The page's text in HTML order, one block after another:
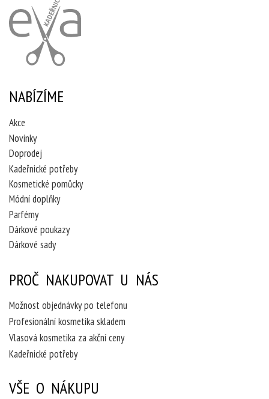
NABÍZÍME
Akce
Novinky
Doprodej
Kadeřnické potřeby
Kosmetické pomůcky
Módní doplňky
Parfémy
Dárkové poukazy
Dárkové sady
PROČ NAKUPOVAT U NÁS
Možnost objednávky po telefonu
Profesionální kosmetika skladem
Vlasová kosmetika za akční ceny
Kadeřnické potřeby
VŠE O NÁKUPU